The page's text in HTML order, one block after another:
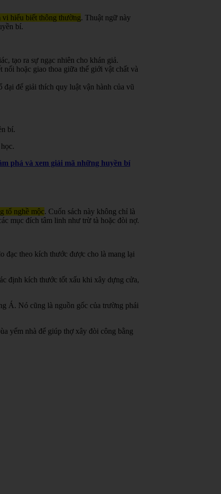
vi hiểu biết thông thường. Thuật ngữ này
bí.
tạo ra sự ngạc nhiên cho khán giả.
hoặc giao thoa giữa thế giới vật chất và
để giải thích quy luật vận hành của vũ
bí.
phá và xem giải mã những huyền bí
tổ nghề mộc. Cuốn sách này không chỉ là
mục đích tâm linh như trừ tà hoặc đòi nợ.
đạc theo kích thước được cho là mang lại
định kích thước tốt xấu khi xây dựng cửa,
Á. Nó cũng là nguồn gốc của trường phái
yểm nhà để giúp thợ xây đòi công bằng